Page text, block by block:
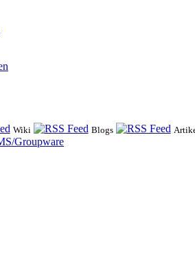
Wiki Blogs
Groupware